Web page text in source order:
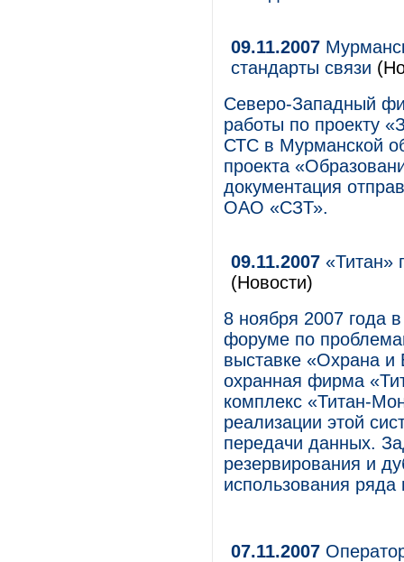
09.11.2007
стандарты связи
Северо-Западный
работы по проекту
СТС в Мурманской
проекта
документация
ОАО «СЗТ».
09.11.2007 «Титан»
(Новости)
8 ноября 2007 года
форуме по
выставке «Охрана и
охранная фирма
комплекс «Титан-
реализации этой
передачи данных.
резервирования и
использования ряда
07.11.2007